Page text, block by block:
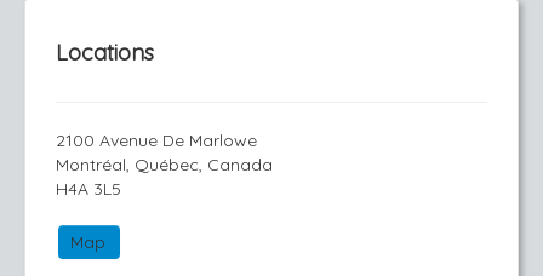
Locations
2100 Avenue De Marlowe
Montréal, Québec, Canada
H4A 3L5
Map